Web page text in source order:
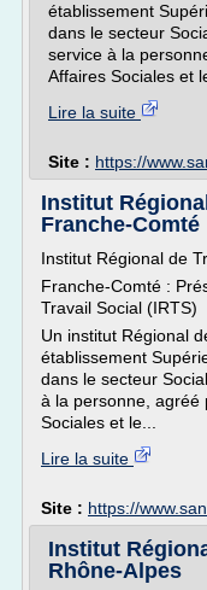
établissement
dans le secteur
service à la
Affaires Sociales et
Lire la suite
Site : https://
Institut
Franche-Comté
Institut Régional de
Franche-Comté :
Travail Social (IRTS)
Un institut Régional
établissement
dans le secteur
à la personne, agréé
Sociales et le...
Lire la suite
Site : https://
Institut
Rhône-Alpes